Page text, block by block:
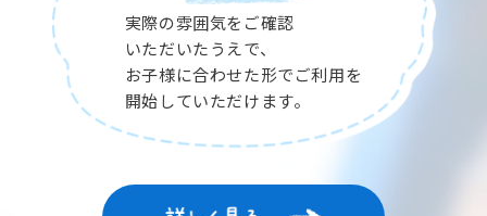
実際の雰囲気をご確認
いただいたうえで、
お子様に合わせた形でご利用を
開始していただけます。